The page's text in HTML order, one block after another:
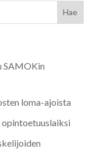
SAMOKin
loma-ajoista
opintoetuuslaiksi